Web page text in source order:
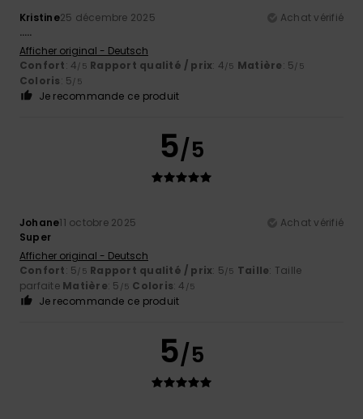
Kristine25 décembre 2025
Achat vérifié
…..
Afficher original - Deutsch
Confort: 4/5 Rapport qualité / prix: 4/5 Matière: 5/5
Coloris: 5/5
Je recommande ce produit
5/5
Johane11 octobre 2025
Achat vérifié
Super
Afficher original - Deutsch
Confort: 5/5 Rapport qualité / prix: 5/5 Taille: Taille
parfaite Matière: 5 /5 Coloris: 4 /5
Je recommande ce produit
5/5